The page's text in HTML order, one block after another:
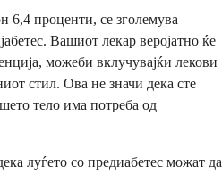
проценти, се зголемува
Вашиот лекар веројатно ќе
можеби вклучувајќи лекови
стил. Ова не значи дека сте
тело има потреба од
луѓето со предиабетес можат да